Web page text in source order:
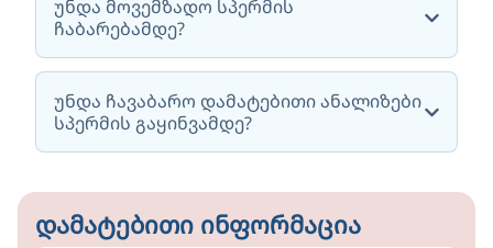
უნდა მოვემზადო სპერმის
ჩაბარებამდე?
უნდა ჩავაბარო დამატებითი ანალიზები
სპერმის გაყინვამდე?
დამატებითი ინფორმაცია